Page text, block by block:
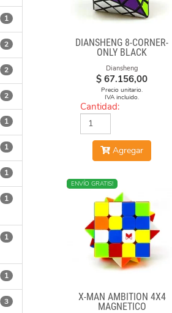
1
2
2
2
1
1
1
1
1
1
3
DIANSHENG 8-CORNER-
ONLY BLACK
Diansheng
$ 67.156,00
Precio unitario.
IVA incluido.
Cantidad:
Agregar
NUEVO
ENVÍO GRATIS!
X-MAN AMBITION 4X4
MAGNETICO